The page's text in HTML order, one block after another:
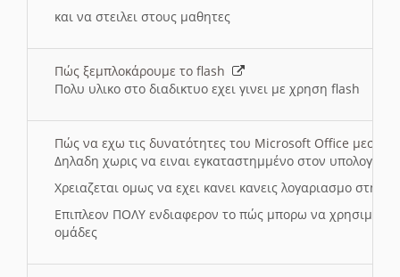
και να στειλει στους μαθητες
Πώς ξεμπλοκάρουμε το flash
Πολυ υλικο στο διαδικτυο εχει γινει με χρηση flash
Πώς να εχω τις δυνατότητες του Microsoft Office μεσω
Δηλαδη χωρις να ειναι εγκαταστημμένο στον
Χρειαζεται ομως να εχει κανει κανεις λογαριασμο στη
Επιπλεον ΠΟΛΥ ενδιαφερον το πώς μπορω να
ομάδες